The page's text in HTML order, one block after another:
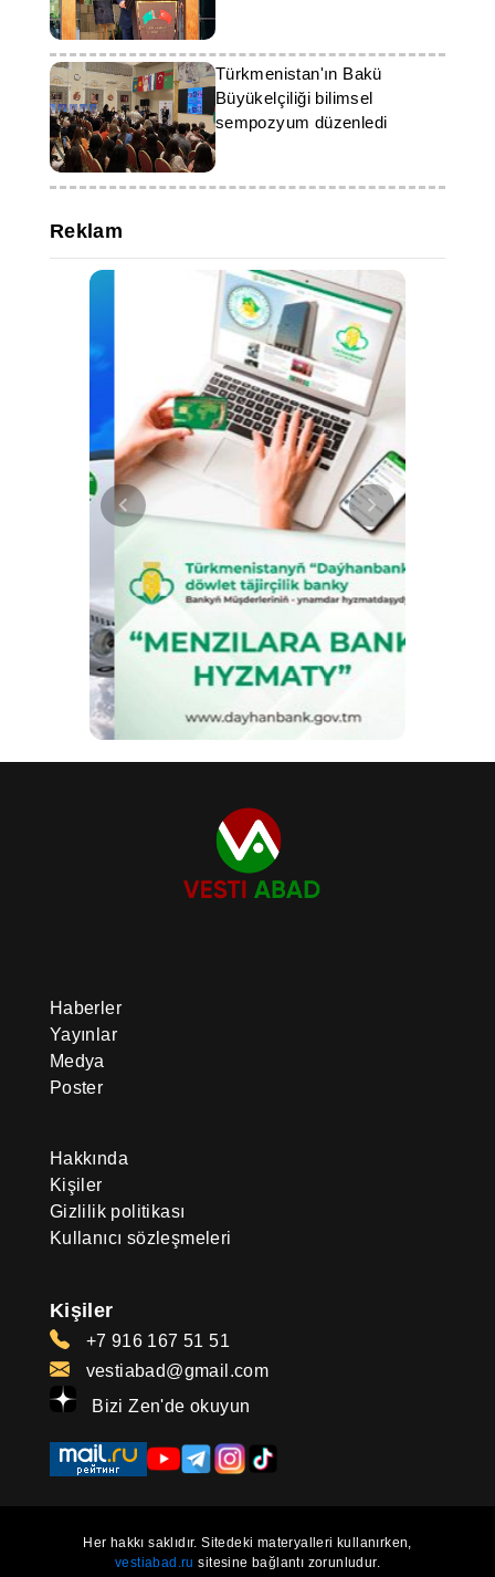
Türkmenistan'ın Bakü
Büyükelçiliği bilimsel
sempozyum düzenledi
Reklam
Haberler
Yayınlar
Medya
Poster
Hakkında
Kişiler
Gizlilik politikası
Kullanıcı sözleşmeleri
Kişiler
+7 916 167 51 51
vestiabad@gmail.com
Bizi Zen'de okuyun
Her hakkı saklıdır. Sitedeki materyalleri kullanırken,
vestiabad.ru sitesine bağlantı zorunludur.